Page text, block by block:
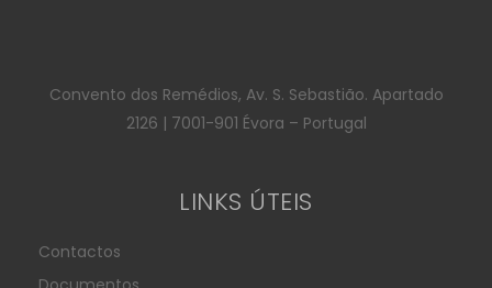
Convento dos Remédios, Av. S. Sebastião. Apartado
2126 | 7001-901 Évora – Portugal
LINKS ÚTEIS
Contactos